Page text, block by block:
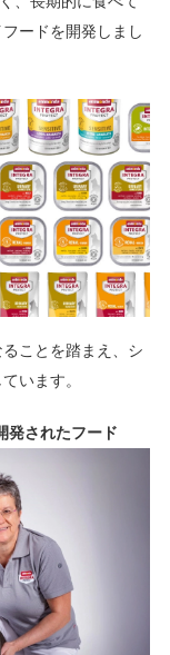
ードを開発しまし
ことを踏まえ、シ
います。
発されたフード